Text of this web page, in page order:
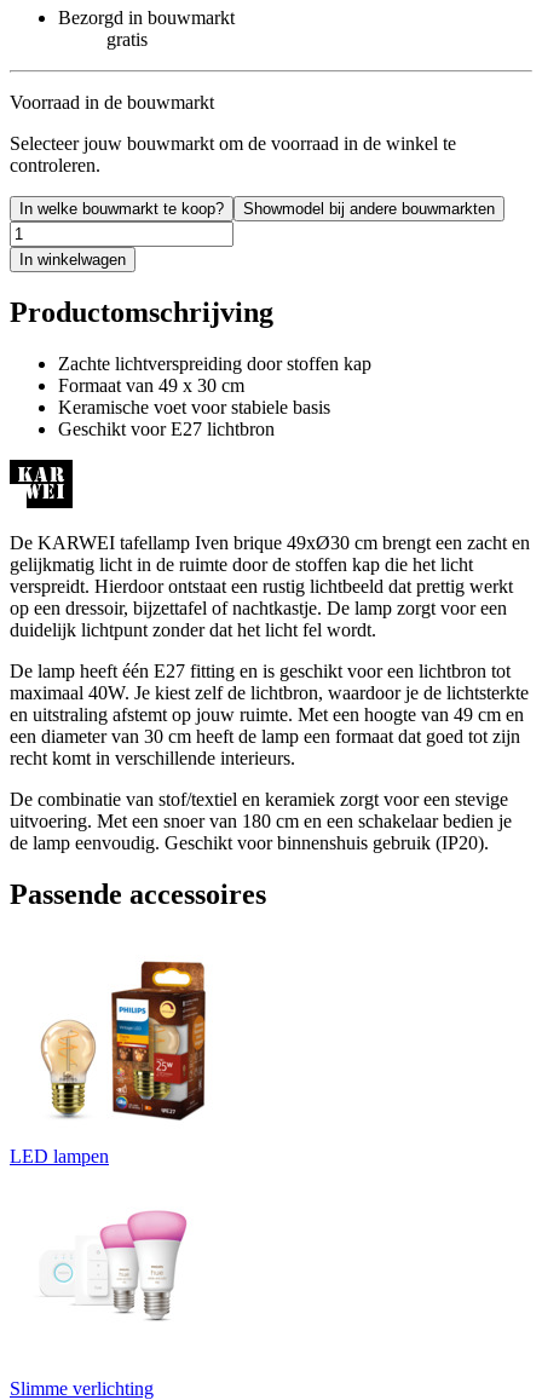
Bezorgd in bouwmarkt
gratis
Voorraad in de bouwmarkt
Selecteer jouw bouwmarkt om de voorraad in de winkel te
controleren.
In welke bouwmarkt te koop? Showmodel bij andere bouwmarkten
In winkelwagen
Productomschrijving
Zachte lichtverspreiding door stoffen kap
Formaat van 49 x 30 cm
Keramische voet voor stabiele basis
Geschikt voor E27 lichtbron
De KARWEI tafellamp Iven brique 49xØ30 cm brengt een zacht en
gelijkmatig licht in de ruimte door de stoffen kap die het licht
verspreidt. Hierdoor ontstaat een rustig lichtbeeld dat prettig werkt
op een dressoir, bijzettafel of nachtkastje. De lamp zorgt voor een
duidelijk lichtpunt zonder dat het licht fel wordt.
De lamp heeft één E27 fitting en is geschikt voor een lichtbron tot
maximaal 40W. Je kiest zelf de lichtbron, waardoor je de lichtsterkte
en uitstraling afstemt op jouw ruimte. Met een hoogte van 49 cm en
een diameter van 30 cm heeft de lamp een formaat dat goed tot zijn
recht komt in verschillende interieurs.
De combinatie van stof/textiel en keramiek zorgt voor een stevige
uitvoering. Met een snoer van 180 cm en een schakelaar bedien je
de lamp eenvoudig. Geschikt voor binnenshuis gebruik (IP20).
Passende accessoires
LED lampen
Slimme verlichting